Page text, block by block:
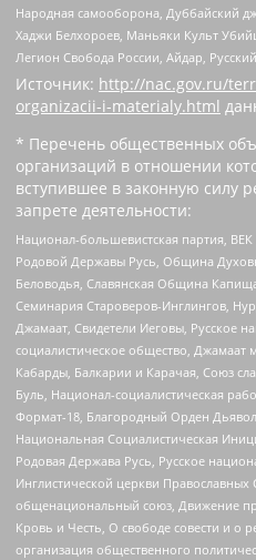
Народная самооборона, Дуббайский
Хаджи Белхороев, Маньяки Культ
Легион Свобода России, Айдар,
Источник: http://nac.gov.ru/
organizacii-i-materialy.html
* Перечень общественных
организаций в отношении
вступившее в законную силу
запрете деятельности:
Национал-большевистская партия,
Родовой Державы Русь, Община
Беловодья, Славянская Община
Семинария Староверов-Инглингов,
Джамаат, Свидетели Иеговы, Русское
социалистическое общество,
Кабарды, Балкарии и Карачая, Союз
Буль, Национал-социалистическая
Формат-18, Благородный Орден
Национальная Социалистическая
Родовая Держава Русь, Русское
Инглистической церкви Православных
общенациональный союз, Движение
Кровь и Честь, О свободе совести и о
организация общественного